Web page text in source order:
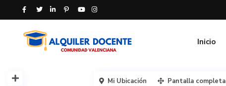
Inicio
Mi Ubicación Pantalla completa